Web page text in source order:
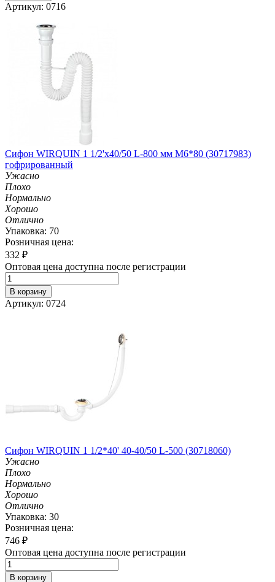
Артикул: 0716
Сифон WIRQUIN 1 1/2'х40/50 L-800 мм М6*80 (30717983)
гофрированный
Ужасно
Плохо
Нормально
Хорошо
Отлично
Упаковка: 70
Розничная цена:
332 ₽
Оптовая цена доступна после регистрации
В корзину
Артикул: 0724
Сифон WIRQUIN 1 1/2*40' 40-40/50 L-500 (30718060)
Ужасно
Плохо
Нормально
Хорошо
Отлично
Упаковка: 30
Розничная цена:
746 ₽
Оптовая цена доступна после регистрации
В корзину